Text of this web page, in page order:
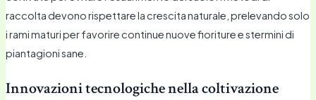
raccolta devono rispettare la crescita naturale, prelevando solo
i rami maturi per favorire continue nuove fioriture e stermini di
piantagioni sane.
Innovazioni tecnologiche nella coltivazione